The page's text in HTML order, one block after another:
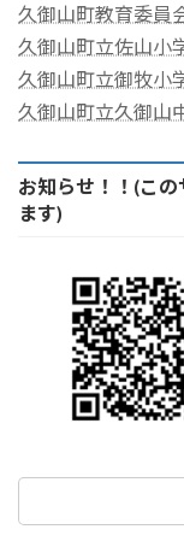
久御山町教育委員
久御山町立佐山小
久御山町立御牧小
久御山町立久御山
お知らせ！！(こ
ます)